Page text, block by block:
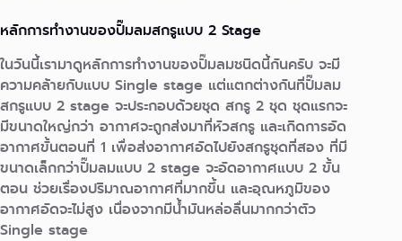
หลักการทำงานของปั๊มลมสกรูแบบ 2 Stage
ในวันนี้เรามาดูหลักการทำงานของปั๊มลมชนิดนี้กันครับ จะมี
ความคล้ายกับแบบ Single stage แต่แตกต่างกันที่ปั๊มลม
สกรูแบบ 2 stage จะประกอบด้วยชุด สกรู 2 ชุด ชุดแรกจะ
มีขนาดใหญ่กว่า อากาศจะถูกส่งมาที่หัวสกรู และเกิดการอัด
อากาศขั้นตอนที่ 1 เพื่อส่งอากาศอัดไปยังสกรูชุดที่สอง ที่มี
ขนาดเล็กกว่าปั๊มลมแบบ 2 stage จะอัดอากาศแบบ 2 ขั้น
ตอน ช่วยเรื่องปริมาณอากาศที่มากขึ้น และอุณหภูมิของ
อากาศอัดจะไม่สูง เนื่องจากมีน้ำมันหล่อลื่นมากกว่าตัว
Single stage